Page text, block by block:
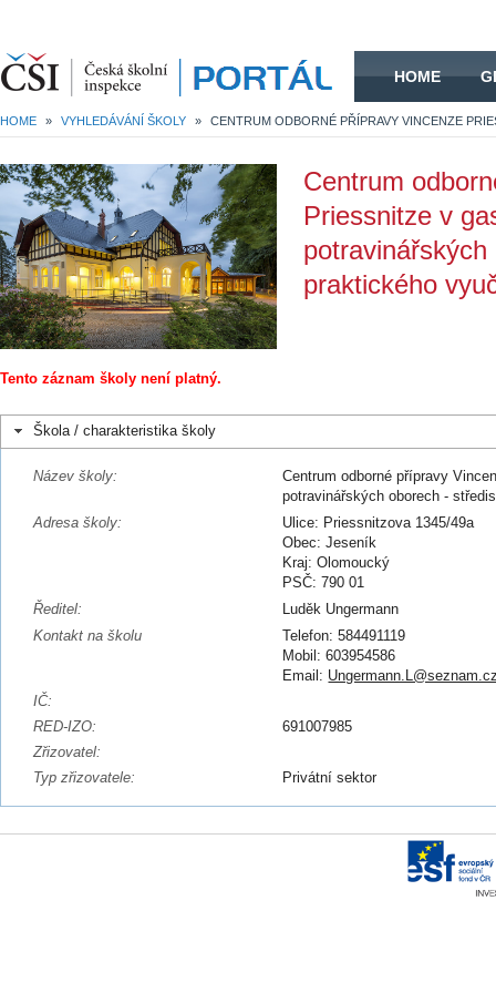
HOME
HOME » VYHLEDÁVÁNÍ ŠKOLY »
Centrum
Priessnitze v
praktického
Tento záznam školy není platný.
Škola / charakteristika školy
Název školy:
Centrum odborné přípravy
potravinářských oborech -
Adresa školy:
Ulice: Priessnitzova 1345/49a
Obec: Jeseník
Kraj: Olomoucký
PSČ: 790 01
Ředitel:
Luděk Ungermann
Kontakt na školu
Telefon: 584491119
Mobil: 603954586
Email:
IČ:
RED-IZO:
691007985
Zřizovatel:
Typ zřizovatele:
Privátní sektor